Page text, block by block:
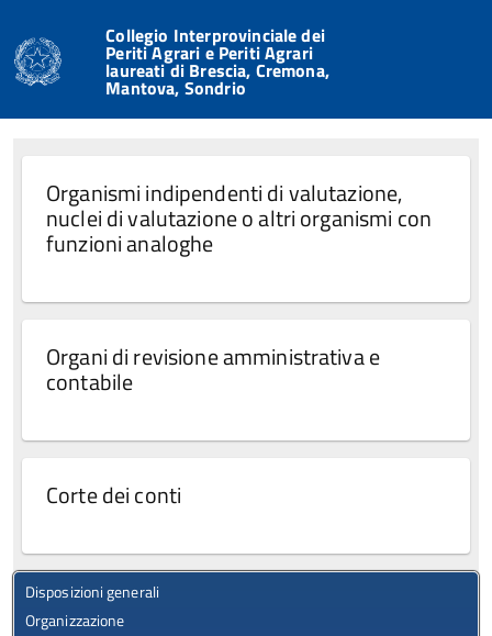
Collegio Interprovinciale dei
Periti Agrari e Periti Agrari
laureati di Brescia, Cremona,
Mantova, Sondrio
Organismi indipendenti di valutazione,
nuclei di valutazione o altri organismi con
funzioni analoghe
Organi di revisione amministrativa e
contabile
Corte dei conti
Disposizioni generali
Organizzazione